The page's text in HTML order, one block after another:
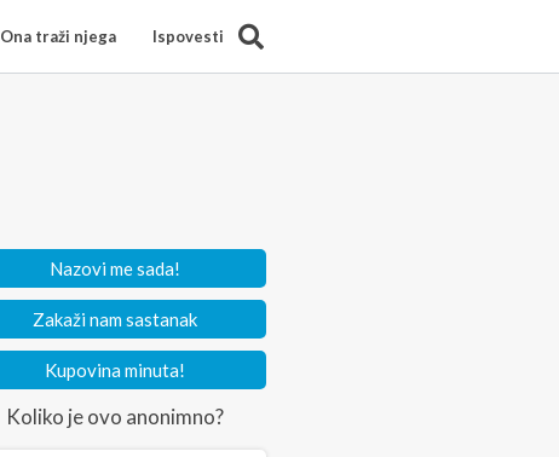
Ona traži njega Ispovesti
Nazovi me sada!
Zakaži nam sastanak
Kupovina minuta!
Koliko je ovo anonimno?